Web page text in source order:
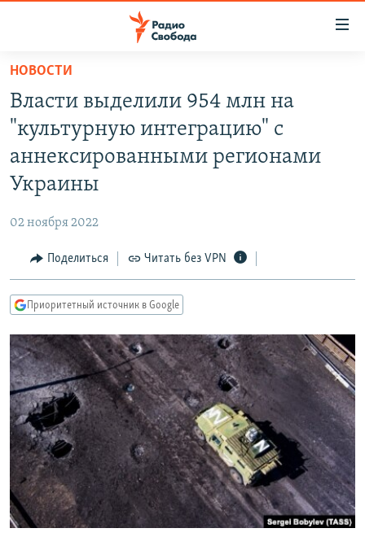
упрощенного
доступа
Вернуться
основному
содержанию
Вернутся
навигации
Вернутся
ПОДКАСТЫ
АВТОРСКИЕ ПРОЕКТЫ
ЦИТАТЫ СВОБОДЫ
КУЛЬТУРА
IDEL.РЕАЛИИ
КАВКАЗ.РЕАЛИИ
СИБИРЬ.РЕАЛИИ
РАСПИСАНИЕ ВЕЩАНИЯ
ПОДПИШИТЕСЬ НА РАССЫЛКУ
СОЦИАЛЬНЫЕ СЕТИ
НОВОСТИ
Власти выделили 954 млн на
"культурную интеграцию" с
аннексированными регионами
Украины
02 ноября 2022
Поделиться Читать без VPN
Приоритетный источник в Google